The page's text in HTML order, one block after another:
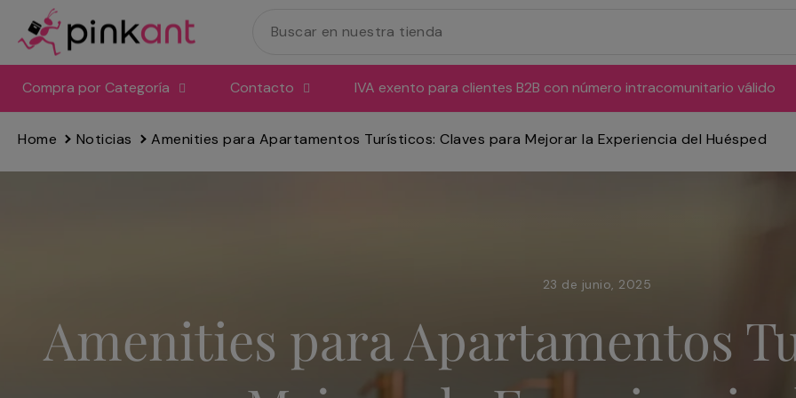
directamente
al
contenido
Compra por Categoría Contacto IVA exento para clientes B2B con número intracomunitario válido
Home Noticias Amenities para Apartamentos Turísticos: Claves para Mejorar la Experiencia del Huésped
23 de junio, 2025
Amenities para Apartamentos